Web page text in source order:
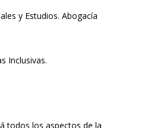
y Estudios. Abogacía
Inclusivas.
todos los aspectos de la